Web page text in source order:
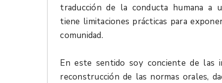
traducción de la conducta humana a
tiene limitaciones prácticas para
comunidad.
En este sentido soy conciente de las
reconstrucción de las normas orales,